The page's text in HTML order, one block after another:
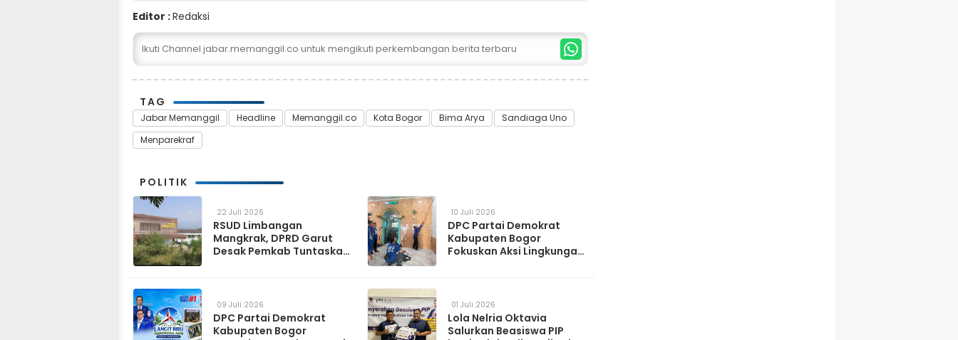
Editor :Redaksi
Ikuti Channel jabar.memanggil.co untuk mengikuti perkembangan berita terbaru
TAG
Jabar Memanggil Headline Memanggil.co Kota Bogor Bima Arya
Sandiaga Uno
Menparekraf
POLITIK
22 Juli 2026
RSUD Limbangan
Mangkrak, DPRD Garut
Desak Pemkab Tuntaskan
10 Juli 2026
DPC Partai Demokrat
Kabupaten Bogor
Fokuskan Aksi Lingkungan
09 Juli 2026
DPC Partai Demokrat
Kabupaten Bogor
01 Juli 2026
Lola Nelria Oktavia
Salurkan Beasiswa PIP